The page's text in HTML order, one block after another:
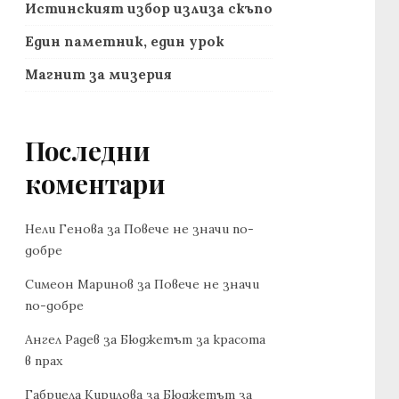
Истинският избор излиза скъпо
Един паметник, един урок
Магнит за мизерия
Последни
коментари
Нели Генова за Повече не значи по-
добре
Симеон Маринов за Повече не значи
по-добре
Ангел Радев за Бюджетът за красота
в прах
Габриела Кирилова за Бюджетът за